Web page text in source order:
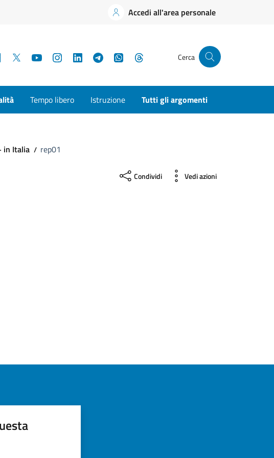
Accedi all'area personale
Facebook YouTubeInstagramLinkedInTelegramWhatsApp Cerca
Tempo libero Istruzione Tutti gli argomenti
in Italia rep01
Condividi Vedi azioni